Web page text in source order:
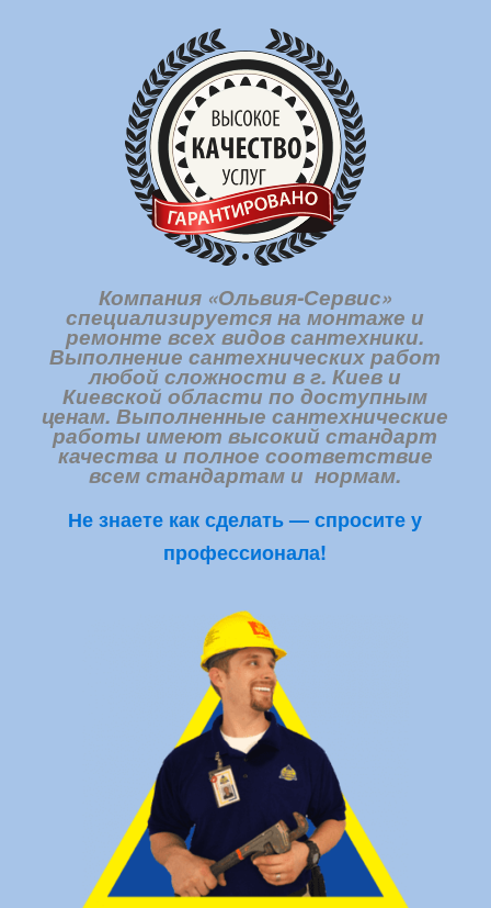
Компания «Ольвия-Сервис»
специализируется на монтаже и
ремонте всех видов сантехники.
Выполнение сантехнических работ
любой сложности в г. Киев и
Киевской области по доступным
ценам. Выполненные сантехнические
работы имеют высокий стандарт
качества и полное соответствие
всем стандартам и нормам.
Не знаете как сделать — спросите у
профессионала!